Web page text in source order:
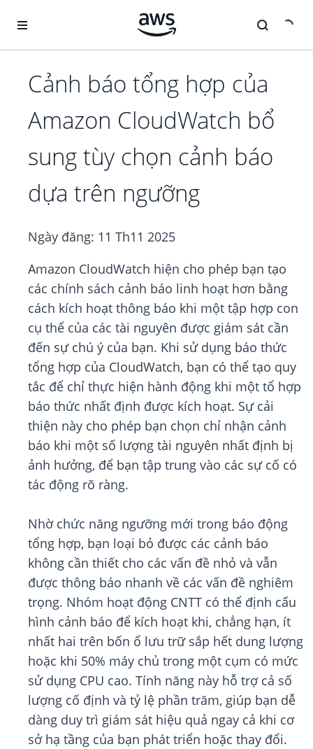
Cảnh báo tổng hợp của
Amazon CloudWatch bổ
sung tùy chọn cảnh báo
dựa trên ngưỡng
Ngày đăng: 11 Th11 2025
Amazon CloudWatch hiện cho phép bạn tạo
các chính sách cảnh báo linh hoạt hơn bằng
cách kích hoạt thông báo khi một tập hợp con
cụ thể của các tài nguyên được giám sát cần
đến sự chú ý của bạn. Khi sử dụng báo thức
tổng hợp của CloudWatch, bạn có thể tạo quy
tắc để chỉ thực hiện hành động khi một tổ hợp
báo thức nhất định được kích hoạt. Sự cải
thiện này cho phép bạn chọn chỉ nhận cảnh
báo khi một số lượng tài nguyên nhất định bị
ảnh hưởng, để bạn tập trung vào các sự cố có
tác động rõ ràng.
Nhờ chức năng ngưỡng mới trong báo động
tổng hợp, bạn loại bỏ được các cảnh báo
không cần thiết cho các vấn đề nhỏ và vẫn
được thông báo nhanh về các vấn đề nghiêm
trọng. Nhóm hoạt động CNTT có thể định cấu
hình cảnh báo để kích hoạt khi, chẳng hạn, ít
nhất hai trên bốn ổ lưu trữ sắp hết dung lượng
hoặc khi 50% máy chủ trong một cụm có mức
sử dụng CPU cao. Tính năng này hỗ trợ cả số
lượng cố định và tỷ lệ phần trăm, giúp bạn dễ
dàng duy trì giám sát hiệu quả ngay cả khi cơ
sở hạ tầng của bạn phát triển hoặc thay đổi.